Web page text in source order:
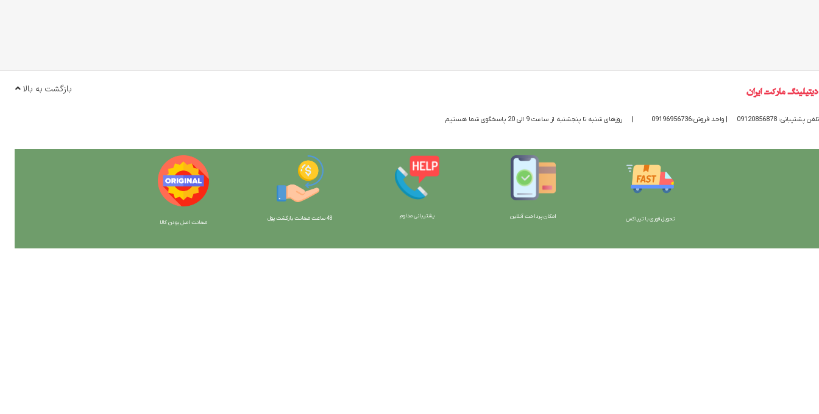
تلفن پشتیبانی: 09120856878 | واحد فروش:09196956736 | روزهای شنبه تا پنجشنبه از ساعت 9 الی 20 پاسخگوی شما هستیم
بازگشت به بالا
تحویل فوری با تیپاکس امکان پرداخت آنلاین پشتیبانی مداوم 48 ساعت ضمانت بازگش ت پول
ضمانت اصل بودن کالا